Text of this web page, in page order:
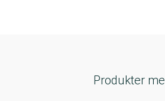
Produkter